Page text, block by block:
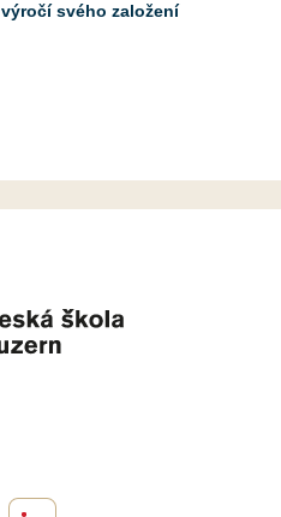
výročí svého založení